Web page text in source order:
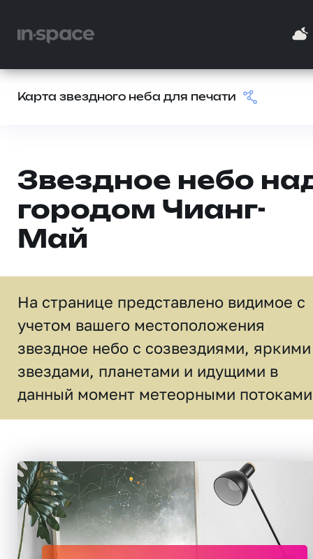
Карта звездного неба для печати
Звездное небо
городом Чианг-
Май
На странице представлено видимое c
учетом вашего местоположения
звездное небо c созвездиями, яркими
звездами, планетами и идущими в
данный момент метеорными